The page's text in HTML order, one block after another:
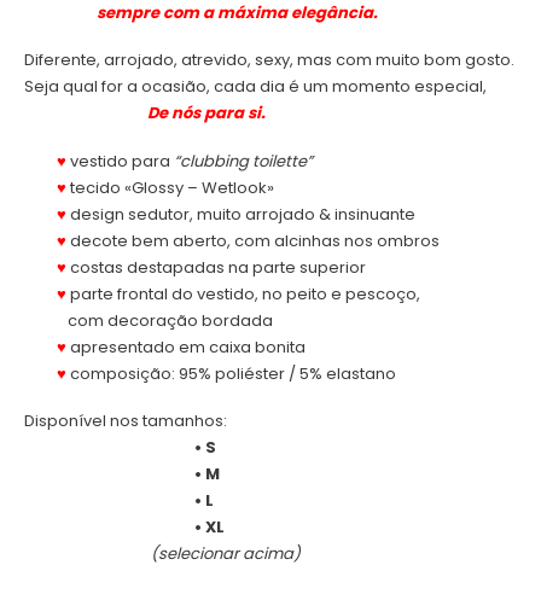
sempre com a máxima elegância.
Diferente, arrojado, atrevido, sexy, mas com muito bom gosto.
Seja qual for a ocasião, cada dia é um momento especial,
De nós para si.
♥ vestido para “clubbing toilette”
♥ tecido «Glossy – Wetlook»
♥ design sedutor, muito arrojado & insinuante
♥ decote bem aberto, com alcinhas nos ombros
♥ costas destapadas na parte superior
♥ parte frontal do vestido, no peito e pescoço,
com decoração bordada
♥ apresentado em caixa bonita
♥ composição: 95% poliéster / 5% elastano
Disponível nos tamanhos:
• S
• M
• L
• XL
(selecionar acima)